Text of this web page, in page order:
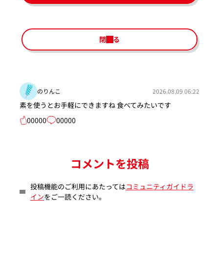
閉じる
のりんこ 2026.08.09 06:22
素を使うとお手軽にできますね 食べてみたいです
00000
00000
コメントを投稿
投稿機能のご利用にあたってはコミュニティガイドラ
インをご一読ください。